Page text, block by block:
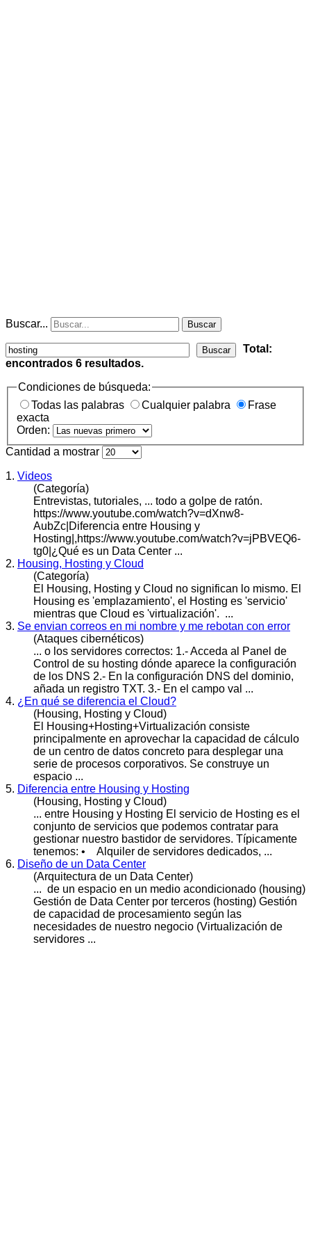
Buscar... Buscar
Buscar
Total:
encontrados 6 resultados.
Condiciones de búsqueda:
Todas las palabras
Cualquier palabra
Frase
exacta
Orden:
Cantidad a mostrar
1. Videos
(Categoría)
Entrevistas, tutoriales, ... todo a golpe de ratón.
https://www.youtube.com/watch?v=dXnw8-
AubZc|Diferencia entre Housing y
Hosting |,https://www.youtube.com/watch?v=jPBVEQ6-
tg0|¿Qué es un Data Center ...
2. Housing, Hosting y Cloud
(Categoría)
El Housing, Hosting y Cloud no significan lo mismo. El
Housing es 'emplazamiento', el Hosting es 'servicio'
mientras que Cloud es 'virtualización'. ...
3. Se envian correos en mi nombre y me rebotan con error
(Ataques cibernéticos)
... o los servidores correctos: 1.- Acceda al Panel de
Control de su hosting dónde aparece la configuración
de los DNS 2.- En la configuración DNS del dominio,
añada un registro TXT. 3.- En el campo val ...
4. ¿En qué se diferencia el Cloud?
(Housing, Hosting y Cloud)
El Housing+Hosting+Virtualización consiste
principalmente en aprovechar la capacidad de cálculo
de un centro de datos concreto para desplegar una
serie de procesos corporativos. Se construye un
espacio ...
5. Diferencia entre Housing y Hosting
(Housing, Hosting y Cloud)
... entre Housing y Hosting El servicio de Hosting es el
conjunto de servicios que podemos contratar para
gestionar nuestro bastidor de servidores. Típicamente
tenemos: • Alquiler de servidores dedicados, ...
6. Diseño de un Data Center
(Arquitectura de un Data Center)
... de un espacio en un medio acondicionado (housing)
Gestión de Data Center por terceros (hosting) Gestión
de capacidad de procesamiento según las
necesidades de nuestro negocio (Virtualización de
servidores ...